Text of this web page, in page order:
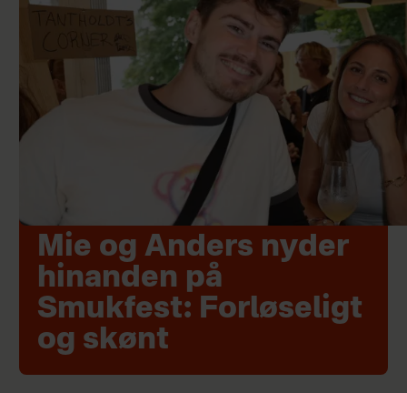
Mie og Anders nyder
hinanden på
Smukfest: Forløseligt
og skønt